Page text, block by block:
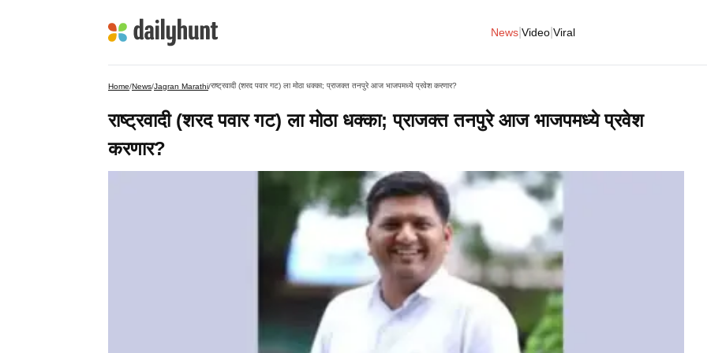
News Video Viral
Home/News/Jagran Marathi/राष्ट्रवादी (शरद पवार गट) ला मोठा धक्का; प्राजक्त तनपुरे आज भाजपमध्ये प्रवेश करणार?
राष्ट्रवादी (शरद पवार गट) ला मोठा धक्का; प्राजक्त तनपुरे आज भाजपमध्ये प्रवेश
करणार?